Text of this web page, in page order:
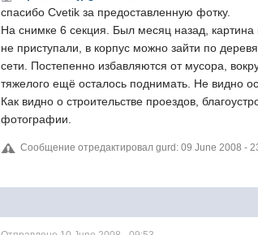
спасибо Cvetik за предоставленную фотку.
На снимке 6 секция. Был месяц назад,
не приступали, в корпус можно зайти по
сети. Постепенно избавляются от мусора,
тяжелого ещё осталось поднимать. Не видно
Как видно о строительстве проездов,
фотографии.
Сообщение отредактировал gurd: 09 June 2008 -